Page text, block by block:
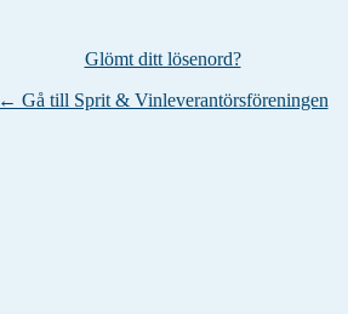
Glömt ditt lösenord?
← Gå till Sprit & Vinleverantörsföreningen